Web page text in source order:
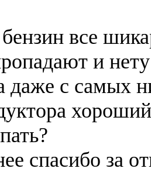
все
и
даже с самых
спасибо за